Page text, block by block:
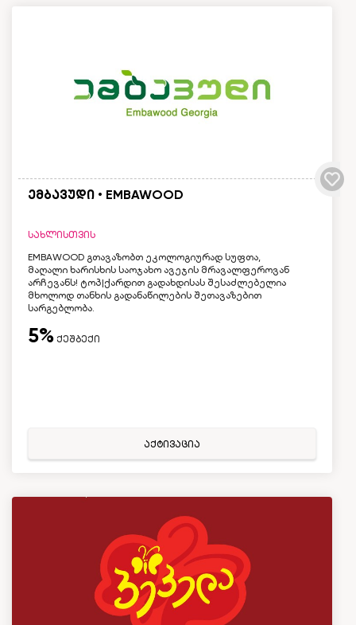
ემბავუდი • EMBAWOOD
სახლისთვის
EMBAWOOD გთავაზობთ ეკოლოგიურად სუფთა,
მაღალი ხარისხის საოჯახო ავეჯის მრავალფეროვან
არჩევანს! ტოპ|ქარდით გადახდისას შესაძლებელია
მხოლოდ თანხის გადანაწილების შეთავაზებით
სარგებლობა.
5% ქეშბექი
აქტივაცია